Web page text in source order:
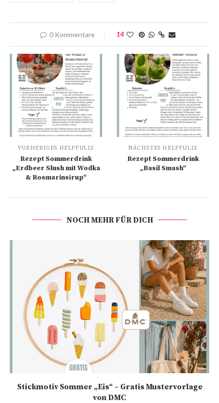
0 Kommentare 14
VORHERIGES HELPFULLY
Rezept Sommerdrink
„Erdbeer Slush mit Wodka
& Rosmarinsirup“
NÄCHSTES HELPFULLY
Rezept Sommerdrink
„Basil Smash“
NOCH MEHR FÜR DICH
Stickmotiv Sommer „Eis“ – Gratis Mustervorlage
von DMC